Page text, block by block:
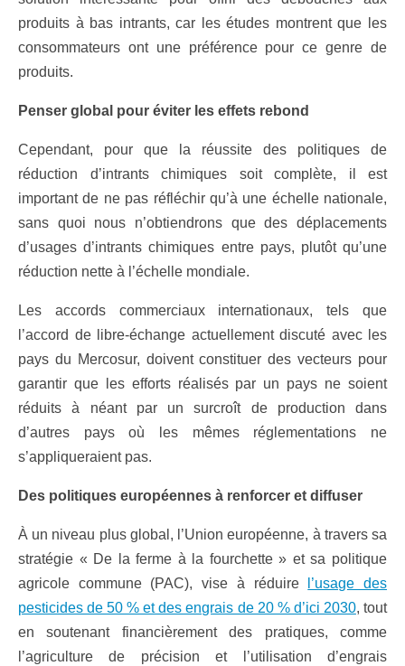
produits à bas intrants, car les études montrent que les
consommateurs ont une préférence pour ce genre de
produits.
Penser global pour éviter les effets rebond
Cependant, pour que la réussite des politiques de
réduction d’intrants chimiques soit complète, il est
important de ne pas réfléchir qu’à une échelle nationale,
sans quoi nous n’obtiendrons que des déplacements
d’usages d’intrants chimiques entre pays, plutôt qu’une
réduction nette à l’échelle mondiale.
Les accords commerciaux internationaux, tels que
l’accord de libre-échange actuellement discuté avec les
pays du Mercosur, doivent constituer des vecteurs pour
garantir que les efforts réalisés par un pays ne soient
réduits à néant par un surcroît de production dans
d’autres pays où les mêmes réglementations ne
s’appliqueraient pas.
Des politiques européennes à renforcer et diffuser
À un niveau plus global, l’Union européenne, à travers sa
stratégie « De la ferme à la fourchette » et sa politique
agricole commune (PAC), vise à réduire
l’usage des
pesticides de 50 % et des engrais de 20 % d’ici 2030, tout
en soutenant financièrement des pratiques, comme
l’agriculture de précision et l’utilisation d’engrais